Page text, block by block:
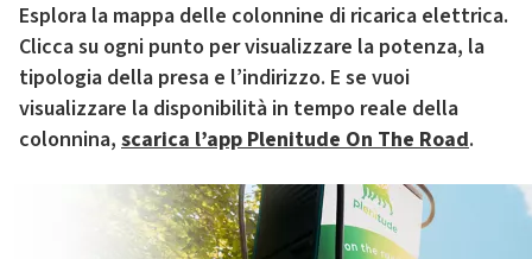
Esplora la mappa delle colonnine di ricarica elettrica.
Clicca su ogni punto per visualizzare la potenza, la
tipologia della presa e l’indirizzo. E se vuoi
visualizzare la disponibilità in tempo reale della
colonnina, scarica l’app Plenitude On The Road.